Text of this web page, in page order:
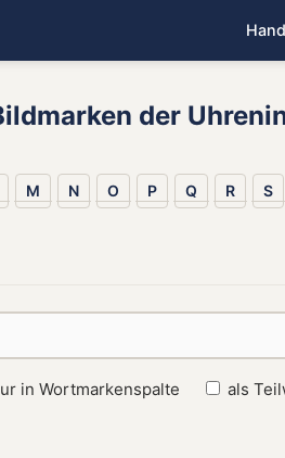
der
M N O P Q R S
in Wortmarkenspalte als